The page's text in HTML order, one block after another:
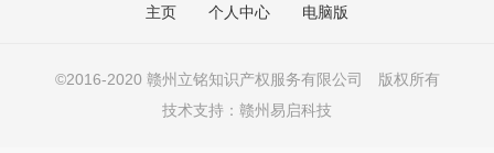
主页 个人中心 电脑版
©2016-2020 赣州立铭知识产权服务有限公司 版权所有
技术支持： 赣州易启科技